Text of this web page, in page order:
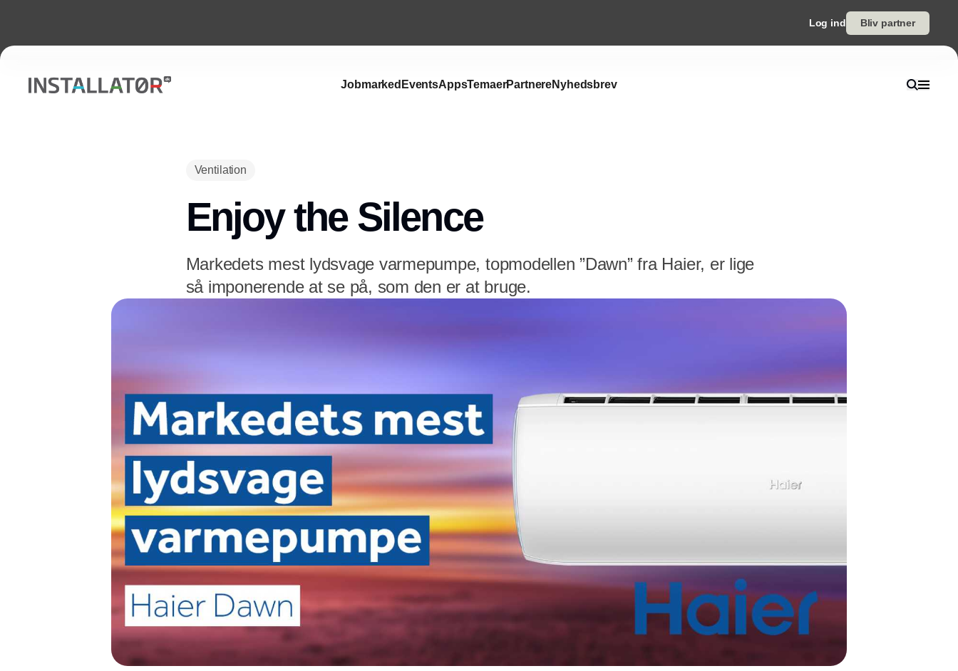
Log ind Bliv partner
Jobmarked EventsAppsTemaerPartnereNyhedsbrev
Ventilation
Enjoy the Silence
Markedets mest lydsvage varmepumpe, topmodellen ”Dawn” fra Haier, er lige
så imponerende at se på, som den er at bruge.